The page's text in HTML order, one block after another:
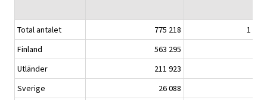
Total antalet 775 218
1
Finland
563 295
Utländer
211 923
Sverige
26 088